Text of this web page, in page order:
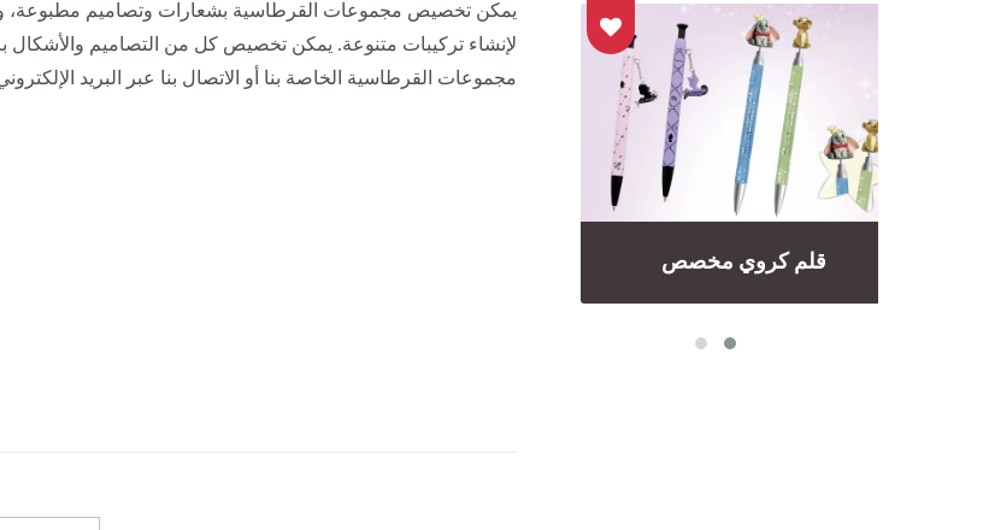
يمكن تخصيص مجموعات القرطاسية بشعارات وتصاميم مطبوعة،
لإنشاء تركيبات متنوعة. يمكن تخصيص كل من التصاميم
مجموعات القرطاسية الخاصة بنا أو الاتصال بنا عبر البريد
قلم كروي مخصص